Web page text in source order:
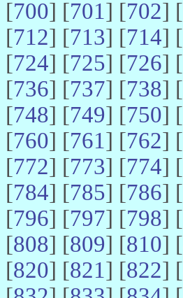
[700] [701] [702] [
[712] [713] [714] [
[724] [725] [726] [
[736] [737] [738] [
[748] [749] [750] [
[760] [761] [762] [
[772] [773] [774] [
[784] [785] [786] [
[796] [797] [798] [
[808] [809] [810] [
[820] [821] [822] [